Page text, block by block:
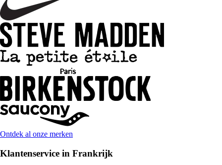
Ontdek al onze merken
Klantenservice in Frankrijk